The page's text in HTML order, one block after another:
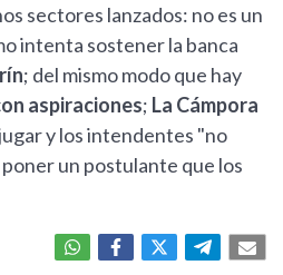
sectores lanzados: no es un
intenta sostener la banca
; del mismo modo que hay
aspiraciones; La Cámpora
y los intendentes "no
un postulante que los